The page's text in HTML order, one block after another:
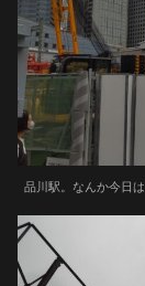
品川駅。なんか今日